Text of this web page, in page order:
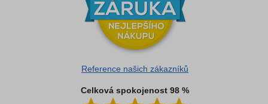
Reference našich zákazníků
Celková spokojenost 98 %